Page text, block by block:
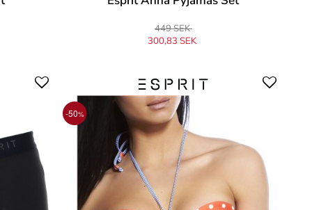
449 SEK
300,83 SEK
-50%